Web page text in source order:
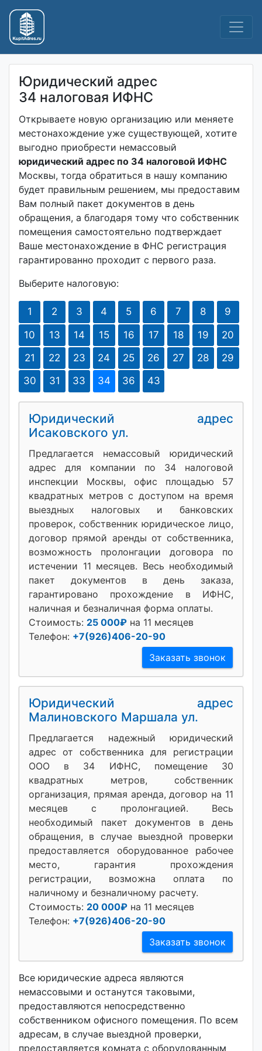
Перейти
содержанию
Юридический адрес
34 налоговая ИФНС
Открываете новую организацию или меняете
местонахождение уже существующей, хотите
выгодно приобрести немассовый
юридический адрес по 34 налоговой ИФНС
Москвы, тогда обратиться в нашу компанию
будет правильным решением, мы предоставим
Вам полный пакет документов в день
обращения, а благодаря тому что собственник
помещения самостоятельно подтверждает
Ваше местонахождение в ФНС регистрация
гарантированно проходит с первого раза.
Выберите налоговую:
1 2 3 4 5 6 7 8
9
10
13 14 15 16 17 18 19
20
21
22 23 24 25 26 27 28
29
30
31 33 34 36 43
Юридический адрес
Исаковского ул.
Предлагается немассовый юридический
адрес для компании по 34 налоговой
инспекции Москвы, офис площадью 57
квадратных метров с доступом на время
выездных налоговых и банковских
проверок, собственник юридическое лицо,
договор прямой аренды от собственника,
возможность пролонгации договора по
истечении 11 месяцев. Весь необходимый
пакет документов в день заказа,
гарантировано прохождение в ИФНС,
наличная и безналичная форма оплаты.
Стоимость: 25 000₽ на 11 месяцев
Телефон: +7(926)406-20-90
Заказать звонок
Юридический адрес
Малиновского Маршала ул.
Предлагается надежный юридический
адрес от собственника для регистрации
ООО в 34 ИФНС, помещение 30
квадратных метров, собственник
организация, прямая аренда, договор на 11
месяцев с пролонгацией. Весь
необходимый пакет документов в день
обращения, в случае выездной проверки
предоставляется оборудованное рабочее
место, гарантия прохождения
регистрации, возможна оплата по
наличному и безналичному расчету.
Стоимость: 20 000₽ на 11 месяцев
Телефон: +7(926)406-20-90
Заказать звонок
Все юридические адреса являются
немассовыми и останутся таковыми,
предоставляются непосредственно
собственником офисного помещения. По всем
адресам, в случае выездной проверки,
предоставляется комната с оборудованным